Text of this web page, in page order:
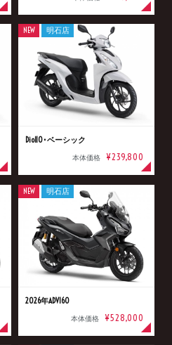
Dio110･ベーシック
本体価格 ¥239,800
NEW 明石店
2026年ADV160
本体価格 ¥528,000
NEW 明石店